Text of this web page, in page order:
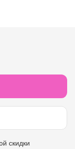
скидки